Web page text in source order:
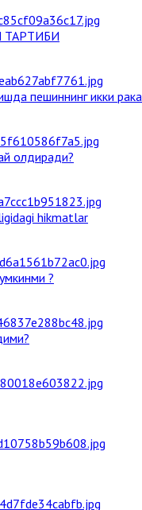
пешиннинг икки
олдиради?
hikmatlar
?